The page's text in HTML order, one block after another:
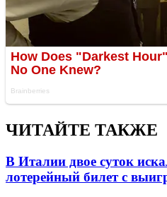
ЧИТАЙТЕ ТАКЖЕ
В Италии двое суток
лотерейный билет с